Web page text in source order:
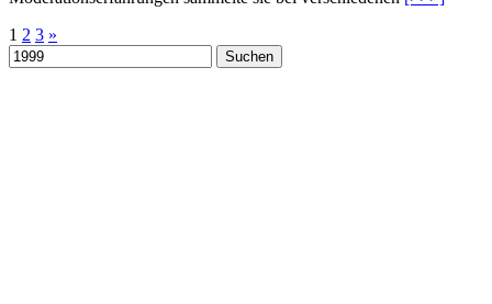
Seitennummerierung
der
1 2 3 »
Suchen
nach: